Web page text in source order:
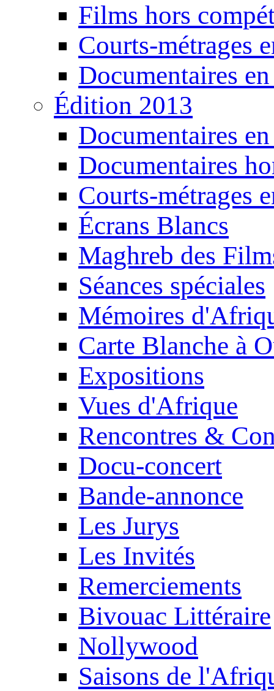
Films hors
Courts-métrages
Documentaires
Édition 2013
Documentaires
Documentaires
Courts-métrages
Écrans Blancs
Maghreb des
Séances spéciales
Mémoires
Carte Blanche à
Expositions
Vues d'Afrique
Rencontres &
Docu-concert
Bande-annonce
Les Jurys
Les Invités
Remerciements
Bivouac Littéraire
Nollywood
Saisons de